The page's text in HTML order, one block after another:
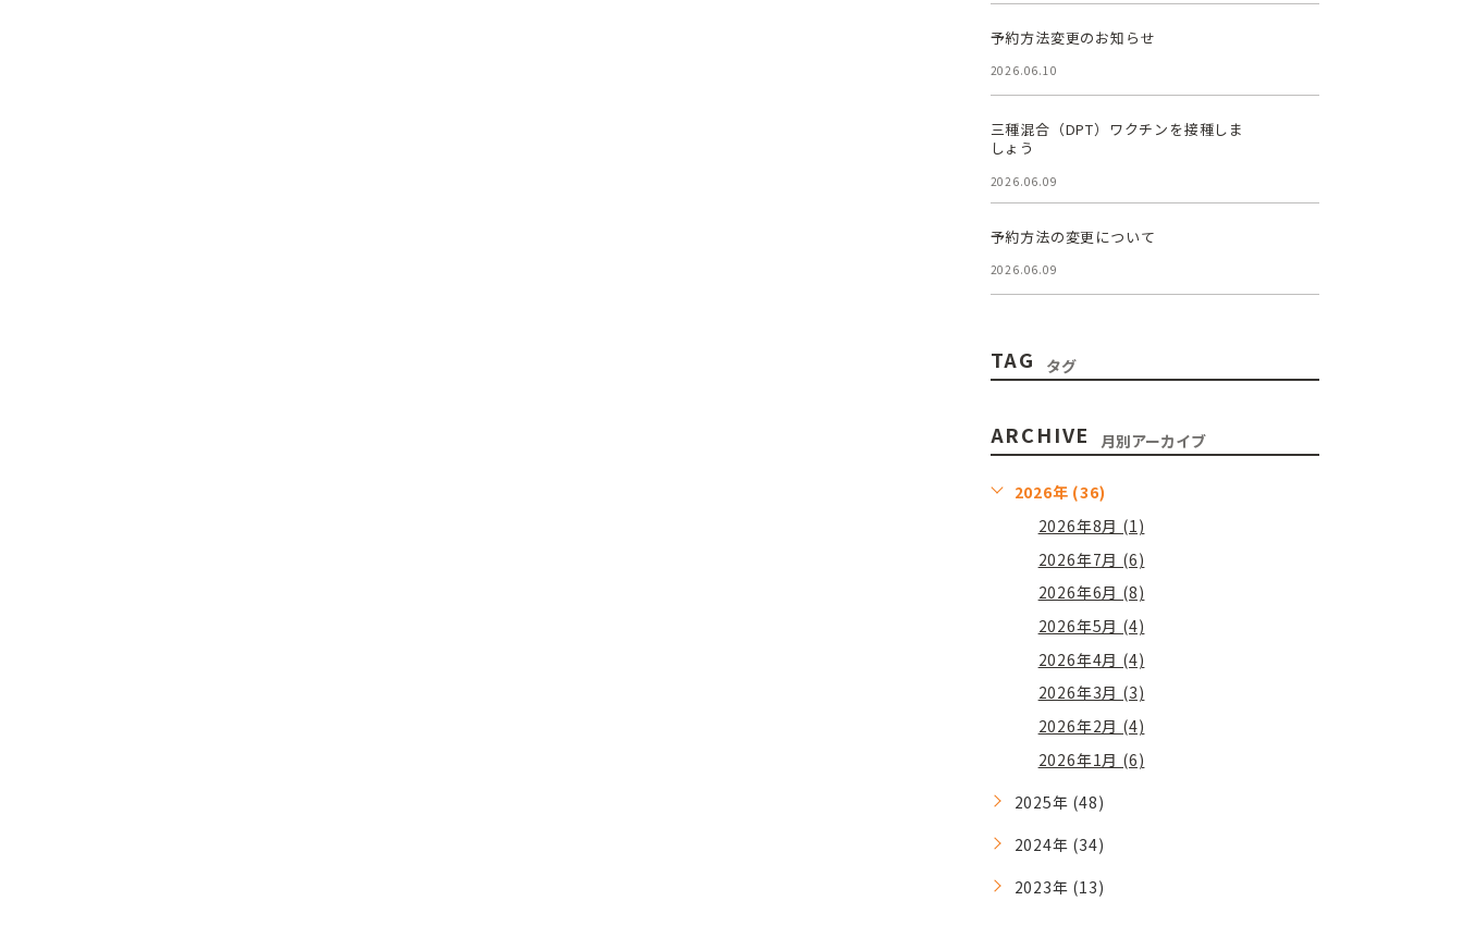
予約方法変更のお知らせ
2026.06.10
三種混合（DPT）ワクチンを接種しま
しょう
2026.06.09
予約方法の変更について
2026.06.09
TAG タグ
ARCHIVE 月別アーカイブ
2026年 (36)
2026年8月 (1)
2026年7月 (6)
2026年6月 (8)
2026年5月 (4)
2026年4月 (4)
2026年3月 (3)
2026年2月 (4)
2026年1月 (6)
2025年 (48)
2024年 (34)
2023年 (13)